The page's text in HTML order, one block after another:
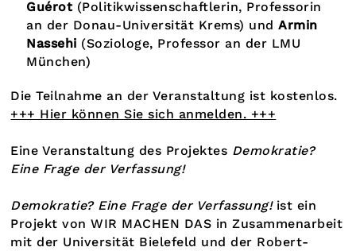
Guérot (Politikwissenschaftlerin, Professorin
an der Donau-Universität Krems) undArmin
Nassehi (Soziologe, Professor an der LMU
München)
Die Teilnahme an der Veranstaltung ist kostenlos.
+++ Hier können Sie sich anmelden. +++
Eine Veranstaltung des Projektes Demokratie?
Eine Frage der Verfassung!
Demokratie? Eine Frage der Verfassung!ist ein
Projekt von WIR MACHEN DAS in Zusammenarbeit
mit der Universität Bielefeld und der Robert-